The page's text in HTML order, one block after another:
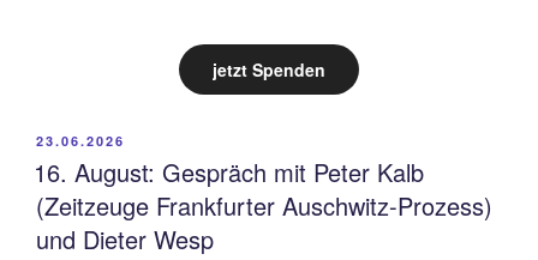
jetzt Spenden
VERÖFFENTLICHT
AM
23.06.2026
16. August: Gespräch mit Peter Kalb
(Zeitzeuge Frankfurter Auschwitz-Prozess)
und Dieter Wesp